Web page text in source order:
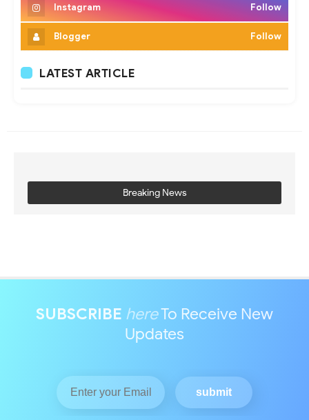
Instagram Follow
Blogger Follow
LATEST ARTICLE
Breaking News
SUBSCRIBE hereTo Receive New
Updates